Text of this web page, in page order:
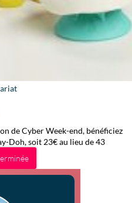
de Cyber Week-end, bénéficiez
Doh, soit 23€ au lieu de 43